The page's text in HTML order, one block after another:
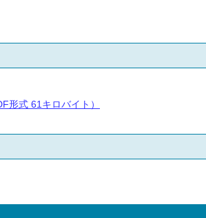
形式 61キロバイト）